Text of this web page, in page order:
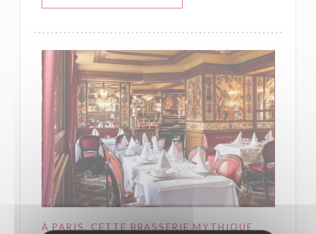
À PARIS, CETTE BRASSERIE MYTHIQUE